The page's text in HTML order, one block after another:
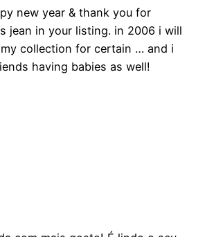
new year & thank you for
jean in your listing. in 2006 i will
collection for certain … and i
having babies as well!